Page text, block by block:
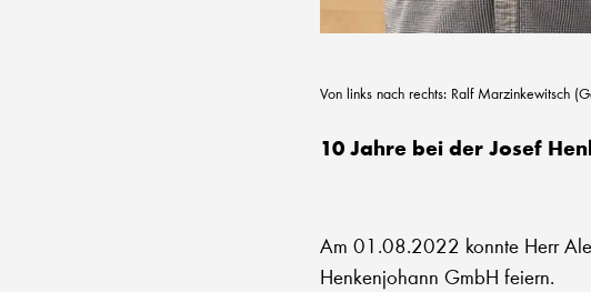
Von links nach rechts: Ralf Marzinkewitsch
10 Jahre bei der Josef
Am 01.08.2022 konnte Herr
Henkenjohann GmbH feiern.